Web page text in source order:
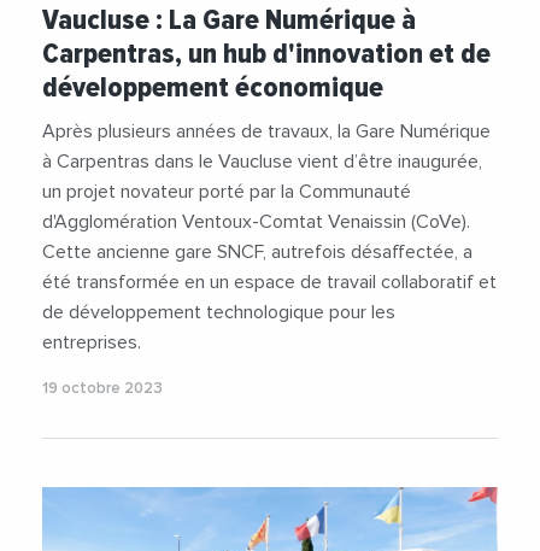
#Numerique
#TransitionEcologique #Videos
Vaucluse : La Gare Numérique à
Carpentras, un hub d'innovation et de
développement économique
Après plusieurs années de travaux, la Gare Numérique
à Carpentras dans le Vaucluse vient d’être inaugurée,
un projet novateur porté par la Communauté
d'Agglomération Ventoux-Comtat Venaissin (CoVe).
Cette ancienne gare SNCF, autrefois désaffectée, a
été transformée en un espace de travail collaboratif et
de développement technologique pour les
entreprises.
19 octobre 2023